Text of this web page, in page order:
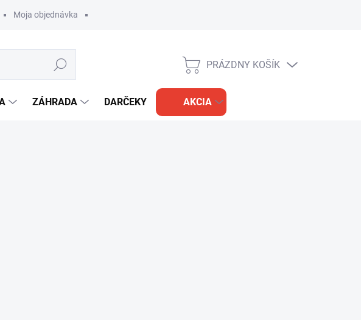
Moja objednávka
Hľadať
NÁKUPNÝ
PRÁZDNY KOŠÍK
ZÁHRADA DARČEKY AKCIA